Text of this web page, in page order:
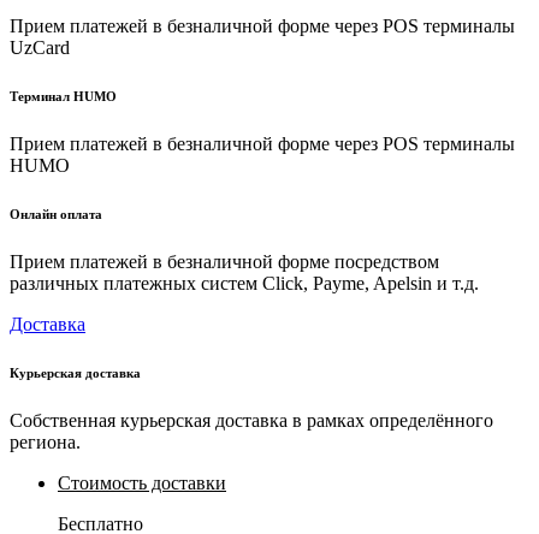
Прием платежей в безналичной форме через POS терминалы
UzCard
Терминал HUMO
Прием платежей в безналичной форме через POS терминалы
HUMO
Онлайн оплата
Прием платежей в безналичной форме посредством
различных платежных систем Click, Payme, Apelsin и т.д.
Доставка
Курьерская доставка
Собственная курьерская доставка в рамках определённого
региона.
Стоимость доставки
Бесплатно